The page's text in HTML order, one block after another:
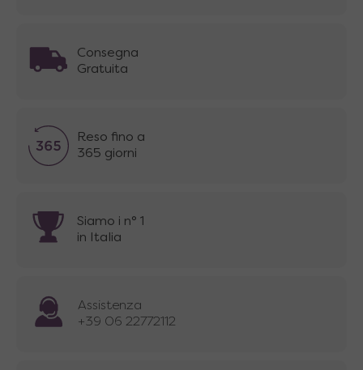
Consegna
Gratuita
Reso fino a
365 giorni
Siamo i n° 1
in Italia
Assistenza
+39 06 22772112